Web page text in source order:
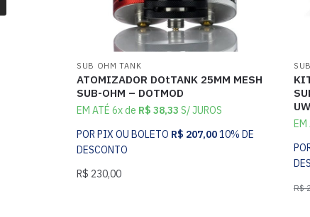
SUB OHM TANK
ATOMIZADOR DOtTANK 25MM MESH
SUB-OHM – DOTMOD
EM ATÉ 6x de R$ 38,33 S/ JUROS
POR PIX OU BOLETO R$ 207,0010% DE
DESCONTO
R$ 230,00
R$